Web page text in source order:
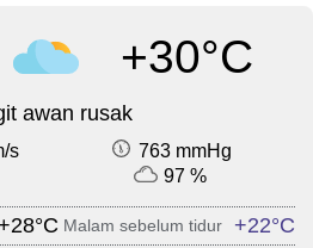
+30°C
awan rusak
s
763 mmHg
97 %
Malam sebelum tidur +22°C